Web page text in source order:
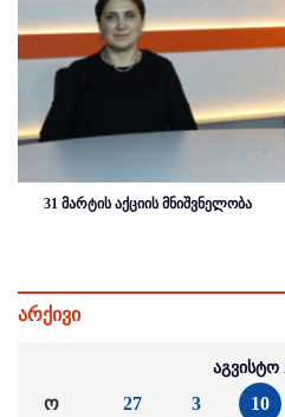
31 მარტის აქციის მნიშვნელობა
არქივი
აგვისტო
ო 27 3 10